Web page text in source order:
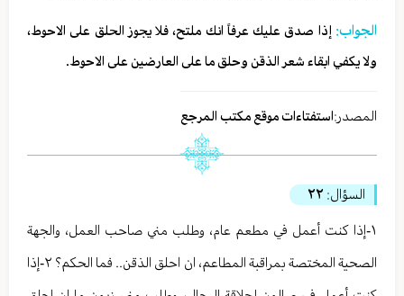
الجواب: إذا صدق عليك عرفاً انك ملتح، فلا يجوز الحلق على الاحوط،
ولا يكفي ابقاء شعر الذقن وحلق ما على العارضين على الاحوط.
المصدر:استفتاءات موقع مكتب المرجع
السؤال: ٢٢
١-إذا كنت أعمل في مطعم عام، وطلب مني صاحب العمل، والجهة
الصحية المختصة بمراقبة المطاعم، ان احلق الذقن.. فما الحكم؟ ٢-إذا